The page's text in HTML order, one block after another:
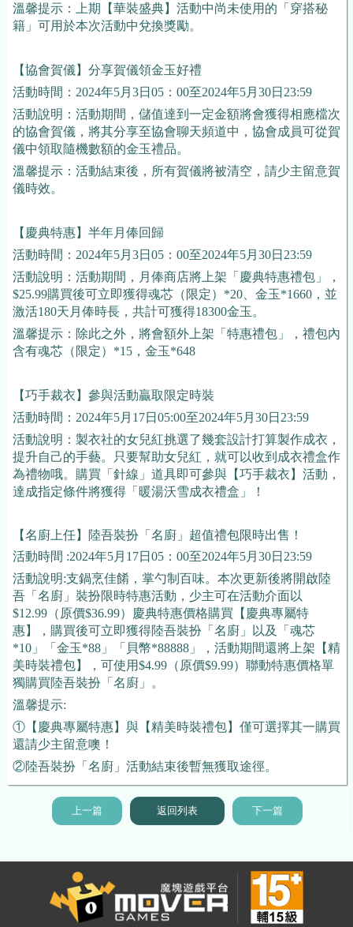
溫馨提示：上期【華裝盛典】活動中尚未使用的「穿搭秘
籍」可用於本次活動中兌換獎勵。
【協會賀儀】分享賀儀領金玉好禮
活動時間：2024年5月3日05：00至2024年5月30日23:59
活動說明：活動期間，儲值達到一定金額將會獲得相應檔次
的協會賀儀，將其分享至協會聊天頻道中，協會成員可從賀
儀中領取隨機數額的金玉禮品。
溫馨提示：活動結束後，所有賀儀將被清空，請少主留意賀
儀時效。
【慶典特惠】半年月俸回歸
活動時間：2024年5月3日05：00至2024年5月30日23:59
活動說明：活動期間，月俸商店將上架「慶典特惠禮包」，
$25.99購買後可立即獲得魂芯（限定）*20、金玉*1660，並
激活180天月俸時長，共計可獲得18300金玉。
溫馨提示：除此之外，將會額外上架「特惠禮包」，禮包內
含有魂芯（限定）*15，金玉*648
【巧手裁衣】參與活動贏取限定時裝
活動時間：2024年5月17日05:00至2024年5月30日23:59
活動說明：製衣社的女兒紅挑選了幾套設計打算製作成衣，
提升自己的手藝。只要幫助女兒紅，就可以收到成衣禮盒作
為禮物哦。購買「針線」道具即可參與【巧手裁衣】活動，
達成指定條件將獲得「暖湯沃雪成衣禮盒」！
【名廚上任】陸吾裝扮「名廚」超值禮包限時出售！
活動時間 :2024年5月17日05：00至2024年5月30日23:59
活動說明:支鍋烹佳餚，掌勺制百味。本次更新後將開啟陸
吾「名廚」裝扮限時特惠活動，少主可在活動介面以
$12.99（原價$36.99）慶典特惠價格購買【慶典專屬特
惠】，購買後可立即獲得陸吾裝扮「名廚」以及「魂芯
*10」「金玉*88」「貝幣*88888」，活動期間還將上架【精
美時裝禮包】，可使用$4.99（原價$9.99）聯動特惠價格單
獨購買陸吾裝扮「名廚」。
溫馨提示:
①【慶典專屬特惠】與【精美時裝禮包】僅可選擇其一購買
還請少主留意噢！
②陸吾裝扮「名廚」活動結束後暫無獲取途徑。
上一篇 返回列表 下一篇